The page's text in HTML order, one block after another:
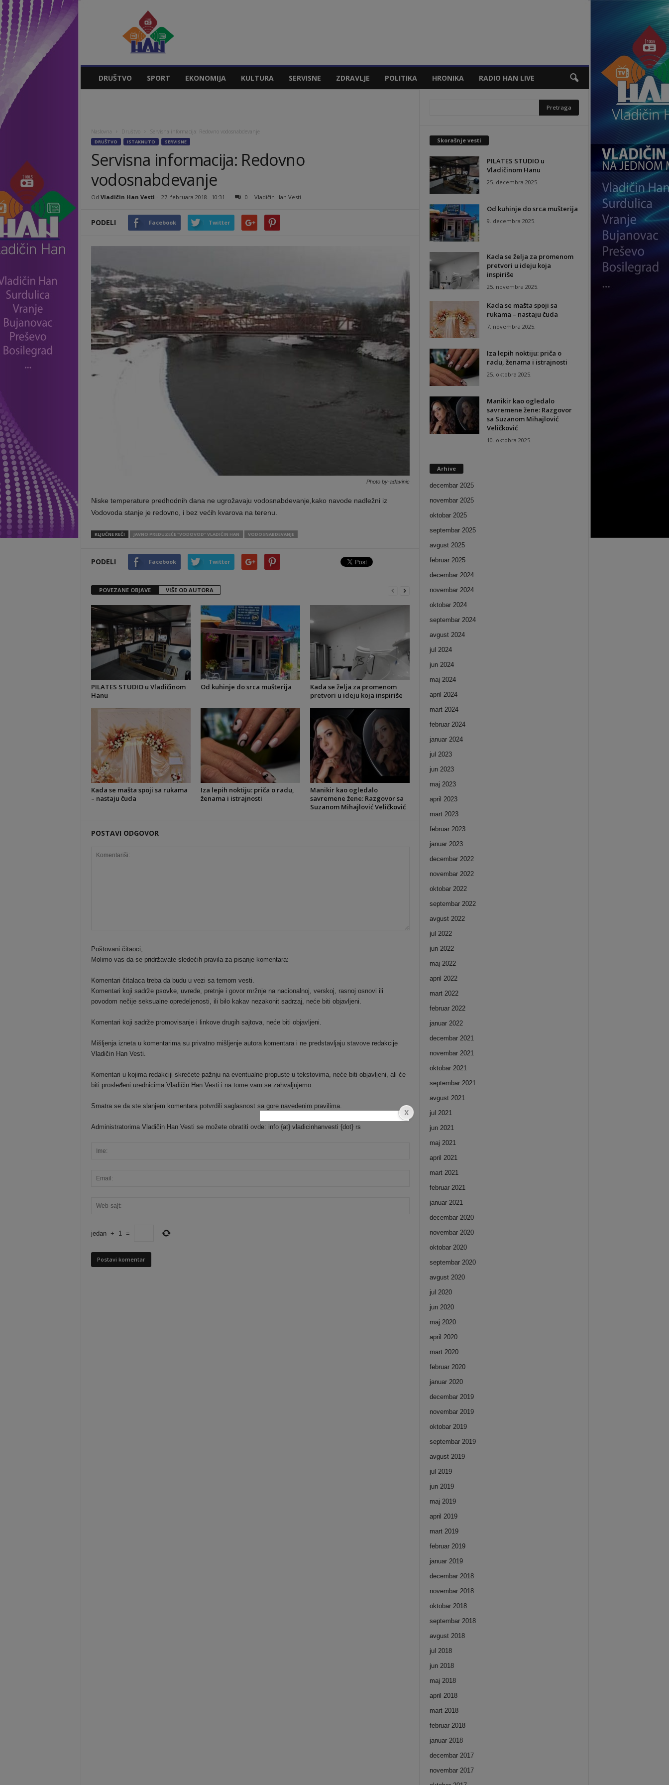
DRUŠTVO SPORT EKONOMIJA KULTURA SERVISNE ZDRAVLJE POLITIKA HRONIKA RADIO HAN LIVE
Naslovna Društvo Servisna informacija: Redovno vodosnabdevanje
DRUŠTVO ISTAKNUTO SERVISNE
Servisna informacija: Redovno
vodosnabdevanje
Od Vladičin Han Vesti - 27. februara 2018. 10:31 0 Vladičin Han Vesti
PODELI Facebook Twitter
Photo by-adavinic
Niske temperature predhodnih dana ne ugrožavaju vodosnabdevanje,kako navode nadležni iz
Vodovoda stanje je redovno, i bez većih kvarova na terenu.
KLJUČNE REČI JAVNO PREDUZEĆE "VODOVOD" VLADIČIN HAN VODOSNABDEVANJE
PODELI Facebook Twitter
POVEZANE OBJAVE VIŠE OD AUTORA
PILATES STUDIO u Vladičinom
Hanu
Od kuhinje do srca mušterija
Kada se želja za promenom
pretvori u ideju koja inspiriše
Kada se mašta spoji sa rukama
– nastaju čuda
Iza lepih noktiju: priča o radu,
ženama i istrajnosti
Manikir kao ogledalo
savremene žene: Razgovor sa
Suzanom Mihajlović Veličković
POSTAVI ODGOVOR
Poštovani čitaoci,
Molimo vas da se pridržavate sledećih pravila za pisanje komentara:
Komentari čitalaca treba da budu u vezi sa temom vesti.
Komentari koji sadrže psovke, uvrede, pretnje i govor mržnje na nacionalnoj, verskoj, rasnoj osnovi ili
povodom nečije seksualne opredeljenosti, ili bilo kakav nezakonit sadrzaj, neće biti objavljeni.
Komentari koji sadrže promovisanje i linkove drugih sajtova, neće biti objavljeni.
Mišljenja izneta u komentarima su privatno mišljenje autora komentara i ne predstavljaju stavove redakcije
Vladičin Han Vesti.
Komentari u kojima redakciji skrećete pažnju na eventualne propuste u tekstovima, neće biti objavljeni, ali će
biti prosleđeni urednicima Vladičin Han Vesti i na tome vam se zahvaljujemo.
Smatra se da ste slanjem komentara potvrdili saglasnost sa gore navedenim pravilima.
Administratorima Vladičin Han Vesti se možete obratiti ovde: info {at} vladicinhanvesti {dot} rs
jedan + 1 =
Skorašnje vesti
PILATES STUDIO u
Vladičinom Hanu
25. decembra 2025.
Od kuhinje do srca mušterija
9. decembra 2025.
Kada se želja za promenom
pretvori u ideju koja
inspiriše
25. novembra 2025.
Kada se mašta spoji sa
rukama – nastaju čuda
7. novembra 2025.
Iza lepih noktiju: priča o
radu, ženama i istrajnosti
25. oktobra 2025.
Manikir kao ogledalo
savremene žene: Razgovor
sa Suzanom Mihajlović
Veličković
10. oktobra 2025.
Arhive
decembar 2025
novembar 2025
oktobar 2025
septembar 2025
avgust 2025
februar 2025
decembar 2024
novembar 2024
oktobar 2024
septembar 2024
avgust 2024
jul 2024
jun 2024
maj 2024
april 2024
mart 2024
februar 2024
januar 2024
jul 2023
jun 2023
maj 2023
april 2023
mart 2023
februar 2023
januar 2023
decembar 2022
novembar 2022
oktobar 2022
septembar 2022
avgust 2022
jul 2022
jun 2022
maj 2022
april 2022
mart 2022
februar 2022
januar 2022
decembar 2021
novembar 2021
oktobar 2021
septembar 2021
avgust 2021
jul 2021
jun 2021
maj 2021
april 2021
mart 2021
februar 2021
januar 2021
decembar 2020
novembar 2020
oktobar 2020
septembar 2020
avgust 2020
jul 2020
jun 2020
maj 2020
april 2020
mart 2020
februar 2020
januar 2020
decembar 2019
novembar 2019
oktobar 2019
septembar 2019
avgust 2019
jul 2019
jun 2019
maj 2019
april 2019
mart 2019
februar 2019
januar 2019
decembar 2018
novembar 2018
oktobar 2018
septembar 2018
avgust 2018
jul 2018
jun 2018
maj 2018
april 2018
mart 2018
februar 2018
januar 2018
decembar 2017
novembar 2017